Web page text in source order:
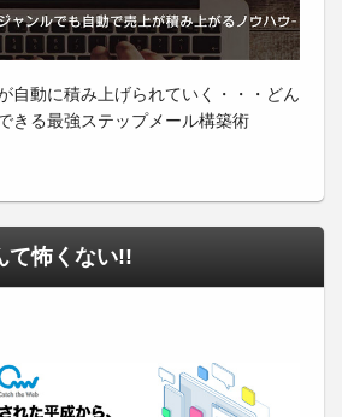
自動に積み上げられていく・・・どん
きる最強ステップメール構築術
て怖くない!!